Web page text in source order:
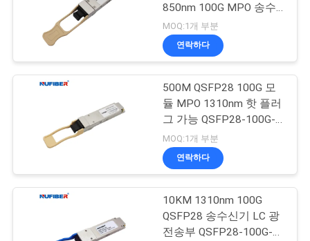
850nm 100G MPO 송수
신기
MOQ:1개 부분
연락하다
500M QSFP28 100G 모
듈 MPO 1310nm 핫 플러
그 가능 QSFP28-100G-
SR4
MOQ:1개 부분
연락하다
10KM 1310nm 100G
QSFP28 송수신기 LC 광
전송부 QSFP28-100G-